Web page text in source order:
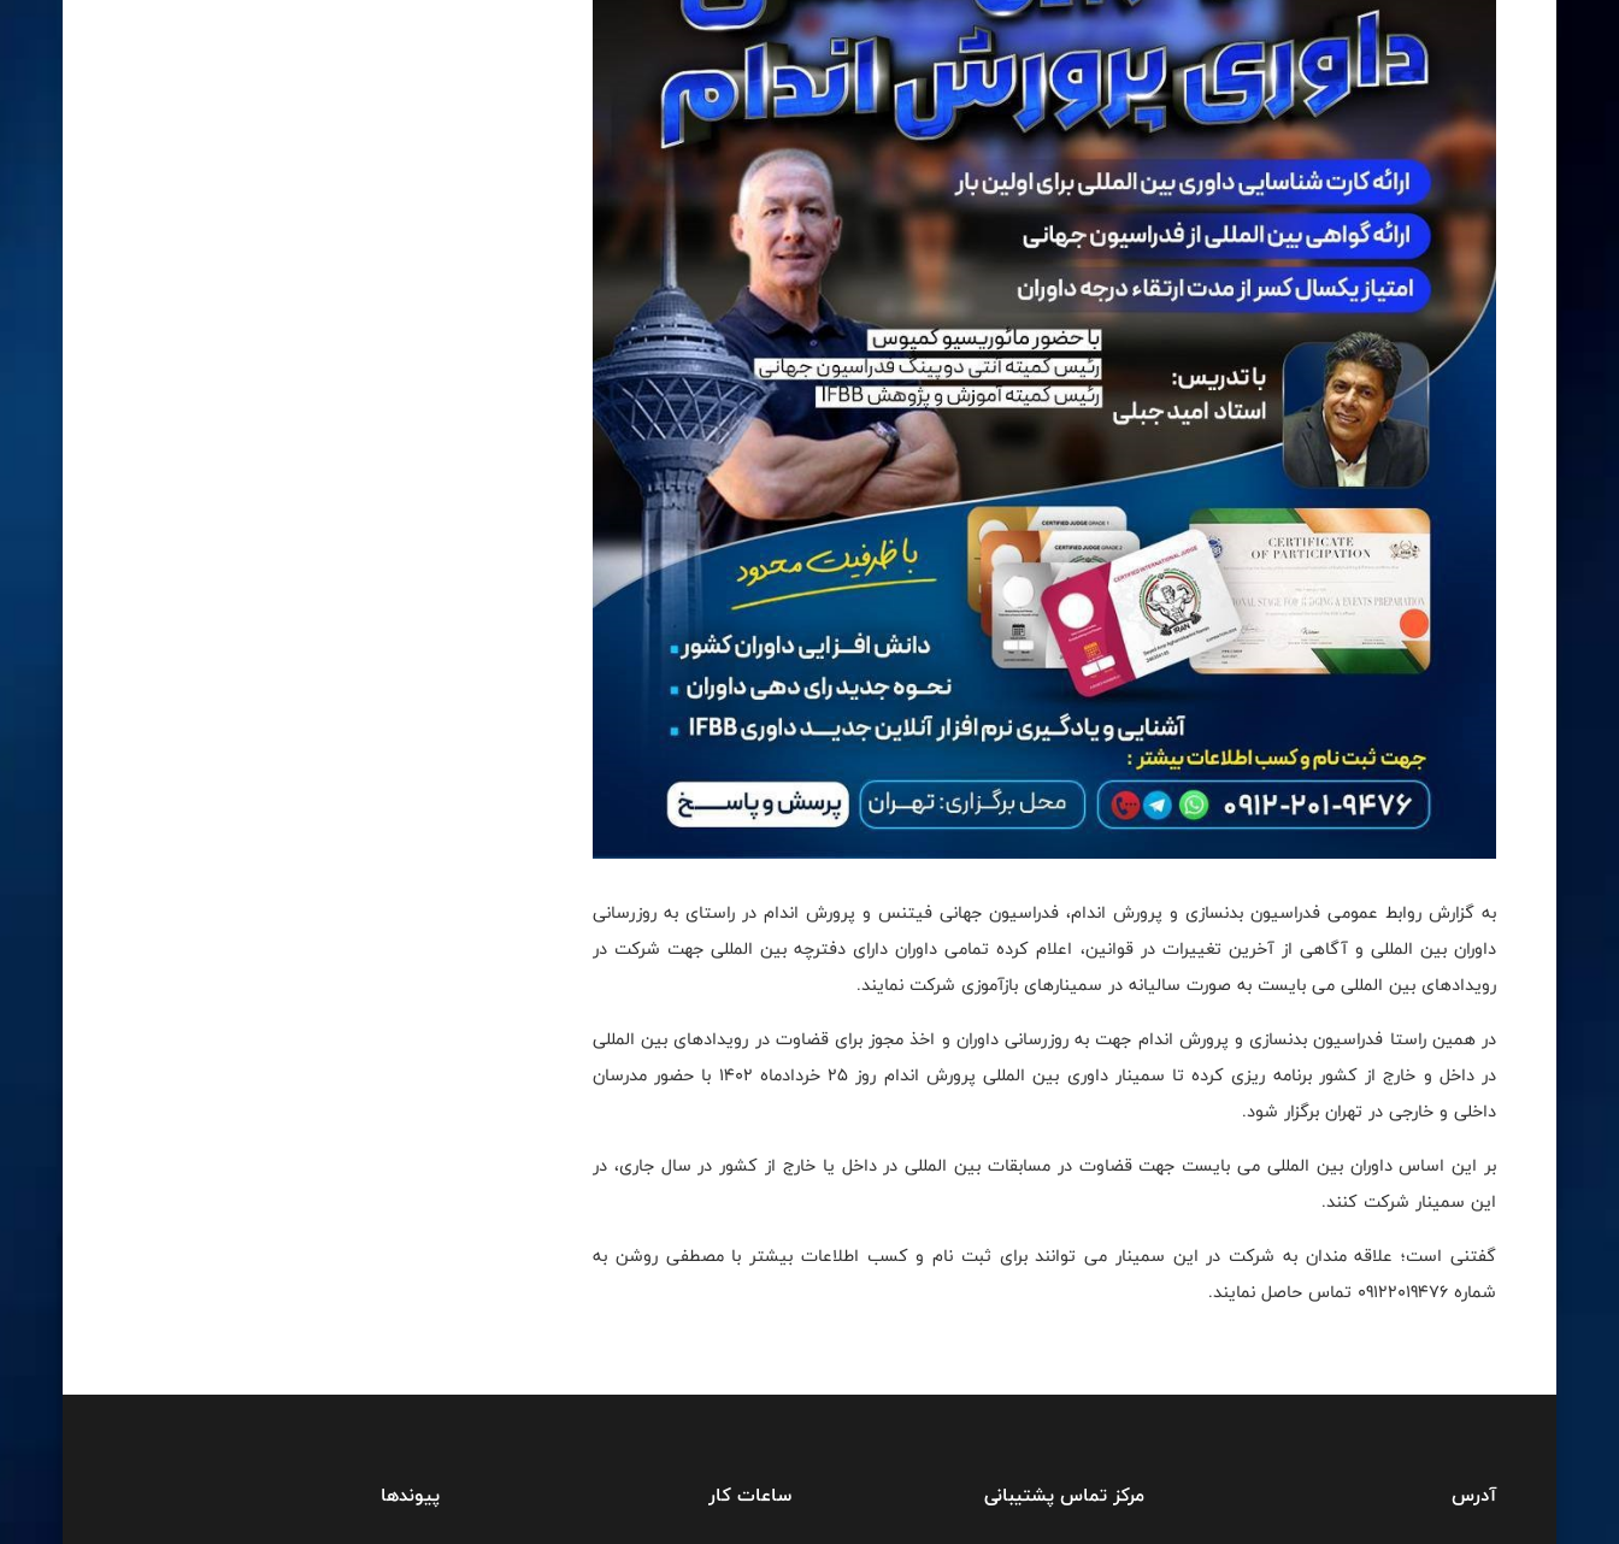
به گزارش روابط عمومی فدراسیون بدنسازی و پرورش اندام، فدراسیون جهانی فیتنس و پرورش اندام در راستای به روزرسانی
داوران بین المللی و آگاهی از آخرین تغییرات در قوانین، اعلام کرده تمامی داوران دارای دفترچه بین المللی جهت شرکت در
رویدادهای بین المللی می بایست به صورت سالیانه در سمینارهای بازآموزی شرکت نمایند.
در همین راستا فدراسیون بدنسازی و پرورش اندام جهت به روزرسانی داوران و اخذ مجوز برای قضاوت در رویدادهای بین المللی
در داخل و خارج از کشور برنامه ریزی کرده تا سمینار داوری بین المللی پرورش اندام روز 25 خردادماه 1402 با حضور مدرسان
داخلی و خارجی در تهران برگزار شود.
بر این اساس داوران بین المللی می بایست جهت قضاوت در مسابقات بین المللی در داخل یا خارج از کشور در سال جاری، در
این سمینار شرکت کنند.
گفتنی است؛ علاقه مندان به شرکت در این سمینار می توانند برای ثبت نام و کسب اطلاعات بیشتر با مصطفی روشن به
شماره 09122019476 تماس حاصل نمایند.
آدرس مرکز تماس پشتیبانی ساعات کار پیوندها